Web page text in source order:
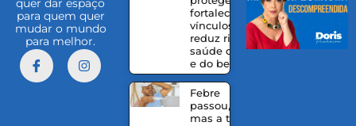
quer dar espaço
para quem quer
mudar o mundo
para melhor.
fortalece
vínculos e
reduz riscos à
saúde da mãe
e do bebê
Febre
passou,
mas a tosse